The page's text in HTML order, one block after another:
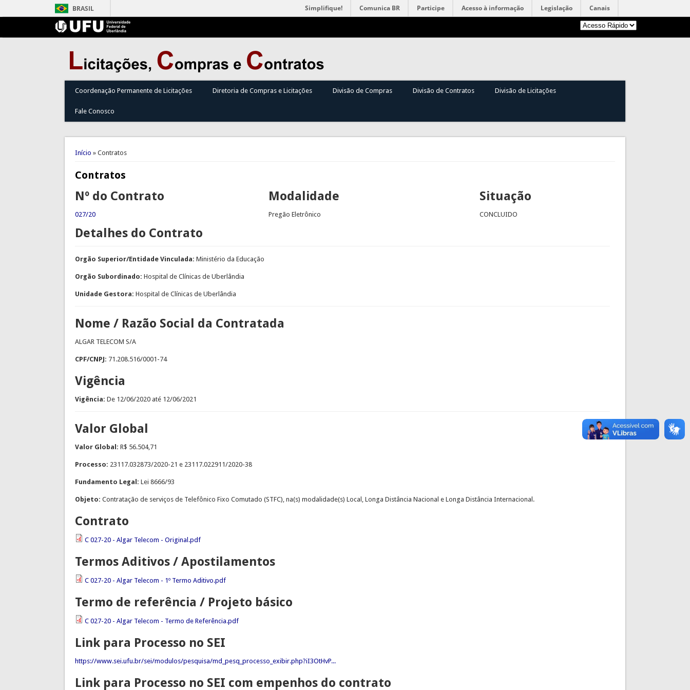
BRASIL Simplifique! Comunica BR Participe Acesso à informação Legislação Canais
Coordenação Permanente de Licitações Diretoria de Compras e Licitações Divisão de Compras Divisão de Contratos Divisão de Licitações
Fale Conosco
Você está aqui
Início » Contratos
Contratos
Nº do Contrato
027/20
Modalidade
Pregão Eletrônico
Situação
CONCLUIDO
Detalhes do Contrato
Orgão Superior/Entidade Vinculada: Ministério da Educação
Orgão Subordinado: Hospital de Clínicas de Uberlândia
Unidade Gestora: Hospital de Clínicas de Uberlândia
Nome / Razão Social da Contratada
ALGAR TELECOM S/A
CPF/CNPJ: 71.208.516/0001-74
Vigência
Vigência: De 12/06/2020até 12/06/2021
Valor Global
Valor Global: R$ 56.504,71
Processo: 23117.032873/2020-21 e 23117.022911/2020-38
Fundamento Legal: Lei 8666/93
Objeto: Contratação de serviços de Telefônico Fixo Comutado (STFC), na(s) modalidade(s) Local, Longa Distância Nacional e Longa Distância Internacional.
Contrato
C 027-20 - Algar Telecom - Original.pdf
Termos Aditivos / Apostilamentos
C 027-20 - Algar Telecom - 1º Termo Aditivo.pdf
Termo de referência / Projeto básico
C 027-20 - Algar Telecom - Termo de Referência.pdf
Link para Processo no SEI
https://www.sei.ufu.br/sei/modulos/pesquisa/md_pesq_processo_exibir.php?iI3OtHvP...
Link para Processo no SEI com empenhos do contrato